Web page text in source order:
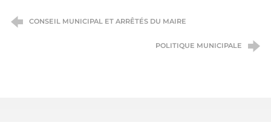
CONSEIL MUNICIPAL ET ARRÊTÉS DU MAIRE
POLITIQUE MUNICIPALE